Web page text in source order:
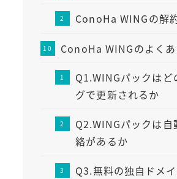
ConoHa WINGの解
ConoHa WINGのよく
Q1.WINGパックはど
グで更新されるか
Q2.WINGパックは自
絡があるか
Q3.無料の独自ドメ